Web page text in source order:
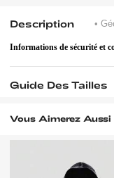
Description •
Informations de sécurité et
Guide Des Tailles
Vous Aimerez Aussi